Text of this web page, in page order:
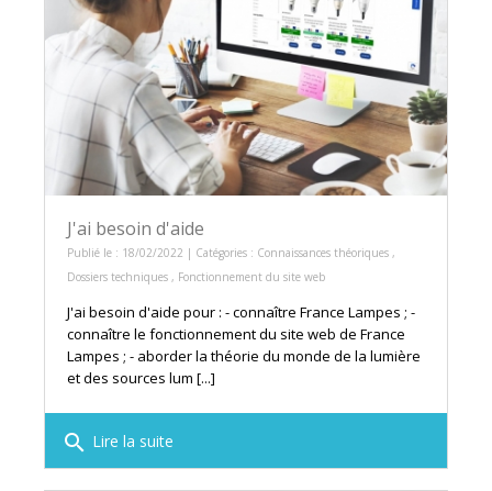
J'ai besoin d'aide
Publié le : 18/02/2022 | Catégories : Connaissances théoriques ,
Dossiers techniques , Fonctionnement du site web
J'ai besoin d'aide pour : - connaître France Lampes ; -
connaître le fonctionnement du site web de France
Lampes ; - aborder la théorie du monde de la lumière
et des sources lum [...]
search Lire la suite